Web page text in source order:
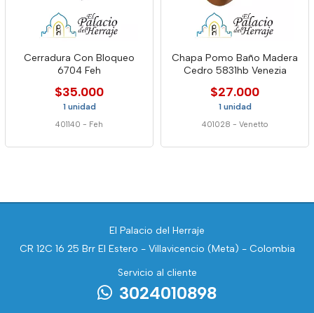
Cerradura Con Bloqueo
6704 Feh
$35.000
1 unidad
401140 - Feh
Chapa Pomo Baño Madera
Cedro 5831hb Venezia
$27.000
1 unidad
401028 - Venetto
El Palacio del Herraje
CR 12C 16 25 Brr El Estero - Villavicencio (Meta) - Colombia
Servicio al cliente
3024010898